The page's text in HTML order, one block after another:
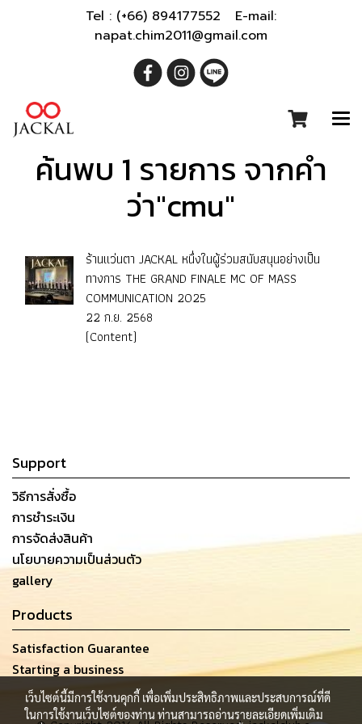
Tel : (+66) 894177552 E-mail:
napat.chim2011@gmail.com
ค้นพบ 1 รายการ จากคำ
ว่า"cmu"
ร้านแว่นตา JACKAL หนึ่งในผู้ร่วมสนับสนุนอย่างเป็น
ทางการ THE GRAND FINALE MC OF MASS
COMMUNICATION 2025
22 ก.ย. 2568
(Content)
Support
วิธีการสั่งซื้อ
การชำระเงิน
การจัดส่งสินค้า
นโยบายความเป็นส่วนตัว
gallery
Products
Satisfaction Guarantee
Starting a business
เว็บไซต์นี้มีการใช้งานคุกกี้ เพื่อเพิ่มประสิทธิภาพและประสบการณ์ที่ดี
ในการใช้งานเว็บไซต์ของท่าน ท่านสามารถอ่านรายละเอียดเพิ่มเติม